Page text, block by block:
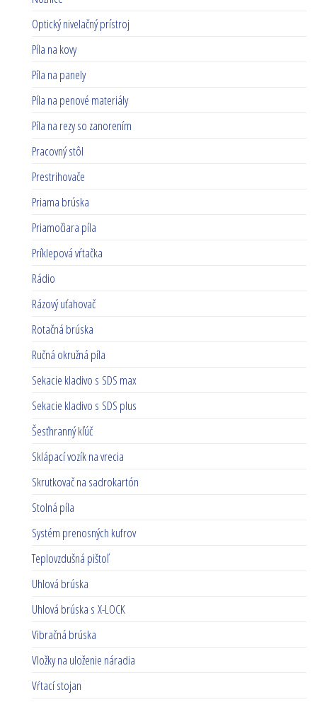
Optický nivelačný prístroj
Píla na kovy
Píla na panely
Píla na penové materiály
Píla na rezy so zanorením
Pracovný stôl
Prestrihovače
Priama brúska
Priamočiara píla
Príklepová vŕtačka
Rádio
Rázový uťahovač
Rotačná brúska
Ručná okružná píla
Sekacie kladivo s SDS max
Sekacie kladivo s SDS plus
Šesťhranný kľúč
Sklápací vozík na vrecia
Skrutkovač na sadrokartón
Stolná píla
Systém prenosných kufrov
Teplovzdušná pištoľ
Uhlová brúska
Uhlová brúska s X-LOCK
Vibračná brúska
Vložky na uloženie náradia
Vŕtací stojan